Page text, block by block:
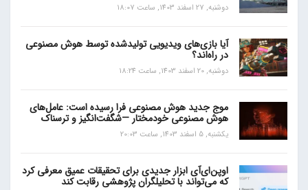
دوشنبه, 27 اسفند 1403, ساعت 18:07
آیا بازی‌های ویدیویی تولیدشده توسط هوش مصنوعی
در راه‌اند؟
دوشنبه, 20 اسفند 1403, ساعت 18:24
موج جدید هوش مصنوعی فرا رسیده است: عامل‌های
هوش مصنوعی خودمختار —شگفت‌انگیز و ترسناک
یکشنبه, 5 اسفند 1403, ساعت 20:03
اوپن‌ای‌آی ابزار جدیدی برای تحقیقات عمیق معرفی کرد
که می‌تواند با تحلیلگران پژوهشی رقابت کند